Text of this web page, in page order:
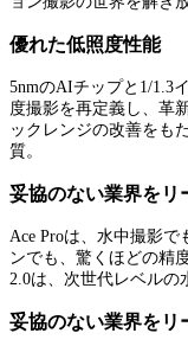
優れた低照度性能
5nmのAIチップと1/1.3
度撮影を再定義し、革
ックレンジの改善をも
質。
妥協のない業界をリ
Ace Proは、水中撮影
ンでも、驚くほどの精
2.0は、次世代レベルの
妥協のない業界をリ